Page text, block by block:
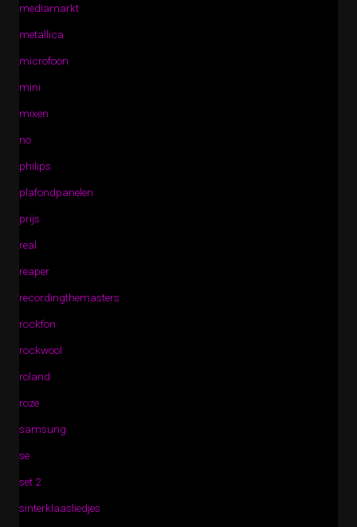
mediamarkt
metallica
microfoon
mini
mixen
no
philips
plafondpanelen
prijs
real
reaper
recordingthemasters
rockfon
rockwool
roland
roze
samsung
se
set 2
sinterklaasliedjes